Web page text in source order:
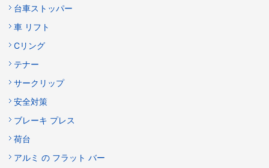
台車ストッパー
車 リフト
Cリング
テナー
サークリップ
安全対策
ブレーキ プレス
荷台
アルミ の フラット バー